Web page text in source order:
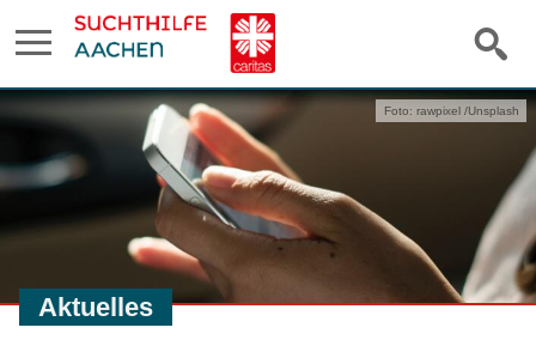
Aktuelles
Foto: rawpixel /Unsplash